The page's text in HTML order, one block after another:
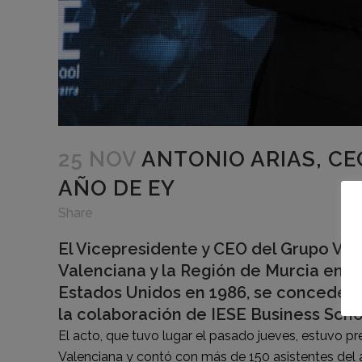
25 NOV ANTONIO ARIAS,
AÑO DE EY
Share
El Vicepresidente y CEO del Grupo
Valenciana y la Región de Murcia en
Estados Unidos en 1986, se concede
la colaboración de IESE Business
El acto, que tuvo lugar el pasado jueves, estuvo
Valenciana y contó con más de 150 asistentes